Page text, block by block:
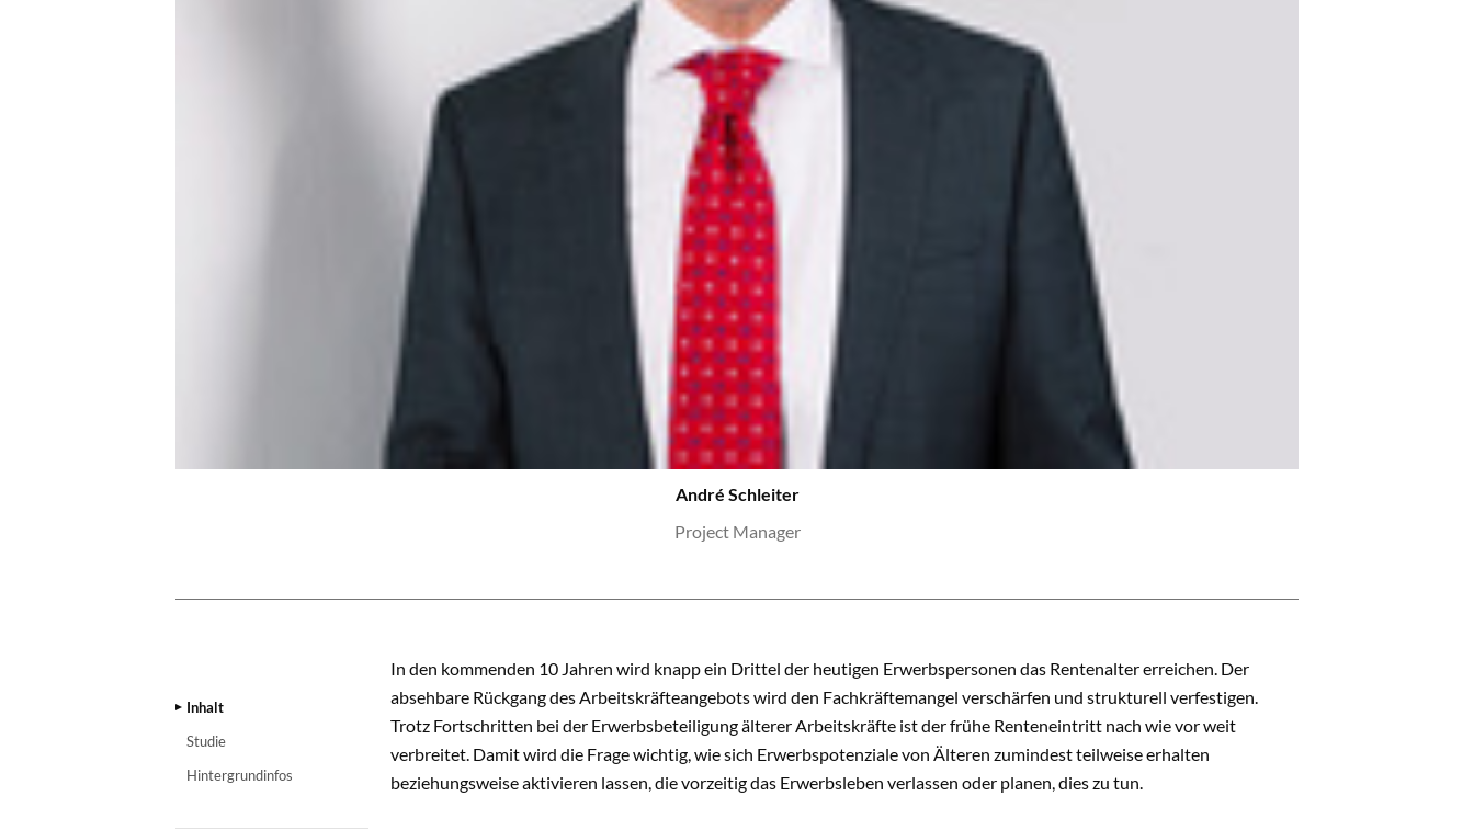
André Schleiter
Project Manager
Inhalt
Studie
Hintergrundinfos
INHALT
In den kommenden 10 Jahren wird knapp ein Drittel der heutigen Erwerbspersonen das Rentenalter erreichen. Der
absehbare Rückgang des Arbeitskräfteangebots wird den Fachkräftemangel verschärfen und strukturell verfestigen.
Trotz Fortschritten bei der Erwerbsbeteiligung älterer Arbeitskräfte ist der frühe Renteneintritt nach wie vor weit
verbreitet. Damit wird die Frage wichtig, wie sich Erwerbspotenziale von Älteren zumindest teilweise erhalten
beziehungsweise aktivieren lassen, die vorzeitig das Erwerbsleben verlassen oder planen, dies zu tun.